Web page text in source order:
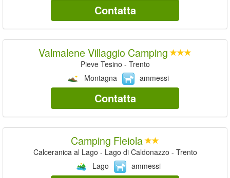
Contatta
Valmalene Villaggio Camping
Pieve Tesino - Trento
Montagna
ammessi
Contatta
Camping Fleiola
Calceranica al Lago - Lago di Caldonazzo - Trento
Lago
ammessi